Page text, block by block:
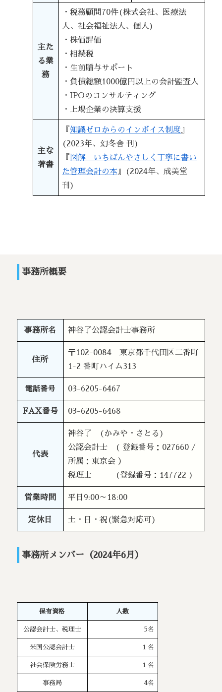
主た
る業
務
・税務顧問70件(株式会社、医療法
人、社会福祉法人、個人)
・株価評価
・相続税
・生前贈与サポート
・負債総額1000億円以上の会計監査人
・IPOのコンサルティング
・上場企業の決算支援
主な
著書
『知識ゼロからのインボイス制度 』
(2023年、幻冬舎 刊)
『 図解 いちばんやさしく丁寧に書い
た管理会計の本 』
(2024年、成美堂
刊)
事務所概要
事務所名 神谷了公認会計士事務所
住所
〒102-0084 東京都千代田区二番町
1-2 番町ハイム313
電話番号 03-6205-6467
FAX番号 03-6205-6468
代表
神谷了
(かみや・さとる)
公認会計士 ( 登録番号：027660 /
所属：東京会 ）
税理士 (登録番号：147722 )
営業時間 平日9:00～18:00
定休日 土・日・祝(緊急対応可)
事務所メンバー（2024年6月）
保有資格 人数
公認会計士、税理士 5名
米国公認会計士 １名
社会保険労務士 １名
事務局 4名